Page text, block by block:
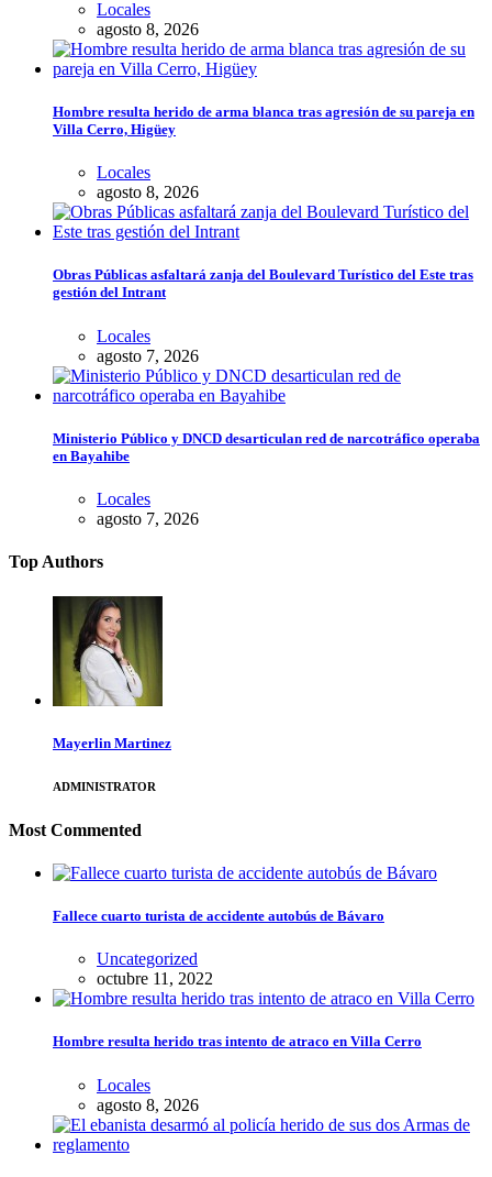
Locales
agosto 8, 2026
Hombre resulta herido de arma blanca tras agresión de su pareja en
Villa Cerro, Higüey
Locales
agosto 8, 2026
Obras Públicas asfaltará zanja del Boulevard Turístico del Este tras
gestión del Intrant
Locales
agosto 7, 2026
Ministerio Público y DNCD desarticulan red de narcotráfico operaba
en Bayahibe
Locales
agosto 7, 2026
Top Authors
Mayerlin Martinez
ADMINISTRATOR
Most Commented
Fallece cuarto turista de accidente autobús de Bávaro
Uncategorized
octubre 11, 2022
Hombre resulta herido tras intento de atraco en Villa Cerro
Locales
agosto 8, 2026